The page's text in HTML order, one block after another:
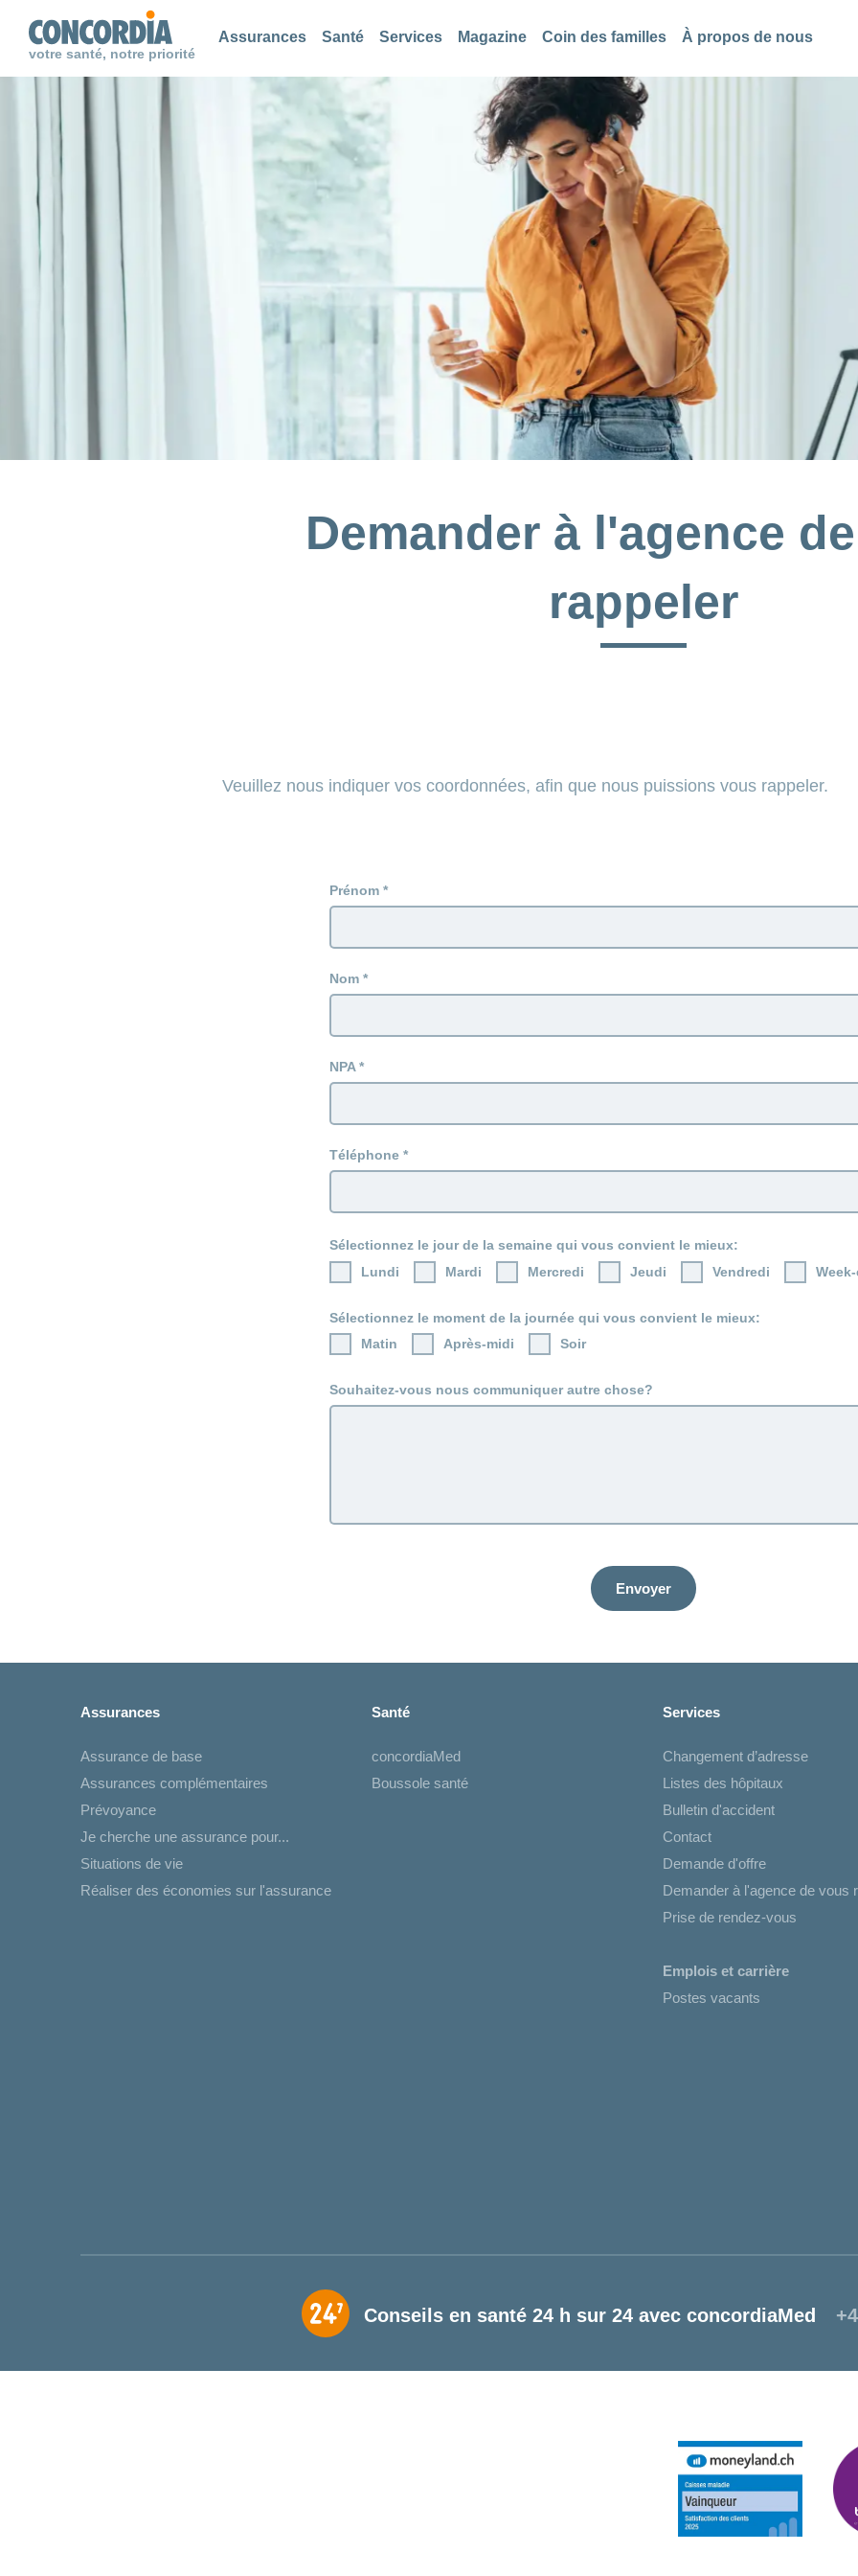
votre santé, notre priorité
Assurances Santé Services Magazine Coin des familles À propos de nous
Chercher
Chercher
Chercher
Demander à l'agence
rappeler
Veuillez nous indiquer vos coordonnées, afin que nous puissions vous rappeler.
Prénom
Nom
NPA
Téléphone
Sélectionnez le jour de la semaine qui vous convient le mieux:
Lundi
Mardi Mercredi Jeudi Vendredi
Sélectionnez le moment de la journée qui vous convient le mieux:
Matin
Après-midi Soir
Souhaitez-vous nous communiquer autre chose?
Envoyer
Assurances
Assurance de base
Assurances complémentaires
Prévoyance
Je cherche une assurance pour...
Situations de vie
Réaliser des économies sur l'assurance
Santé
concordiaMed
Boussole santé
Services
Changement d’adresse
Listes des hôpitaux
Bulletin d'accident
Contact
Demande d'offre
Demander à l'agence de vous
Prise de rendez-vous
Emplois et carrière
Postes vacants
Conseils en santé 24 h sur 24 avec concordiaMed